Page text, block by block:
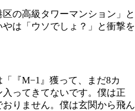
の高級タワーマンション」と
は「ウソでしょ？」と衝撃を
『M−1』獲って、まだ8カ
ってきてないです。僕は正
りません。僕は玄関から飛ん